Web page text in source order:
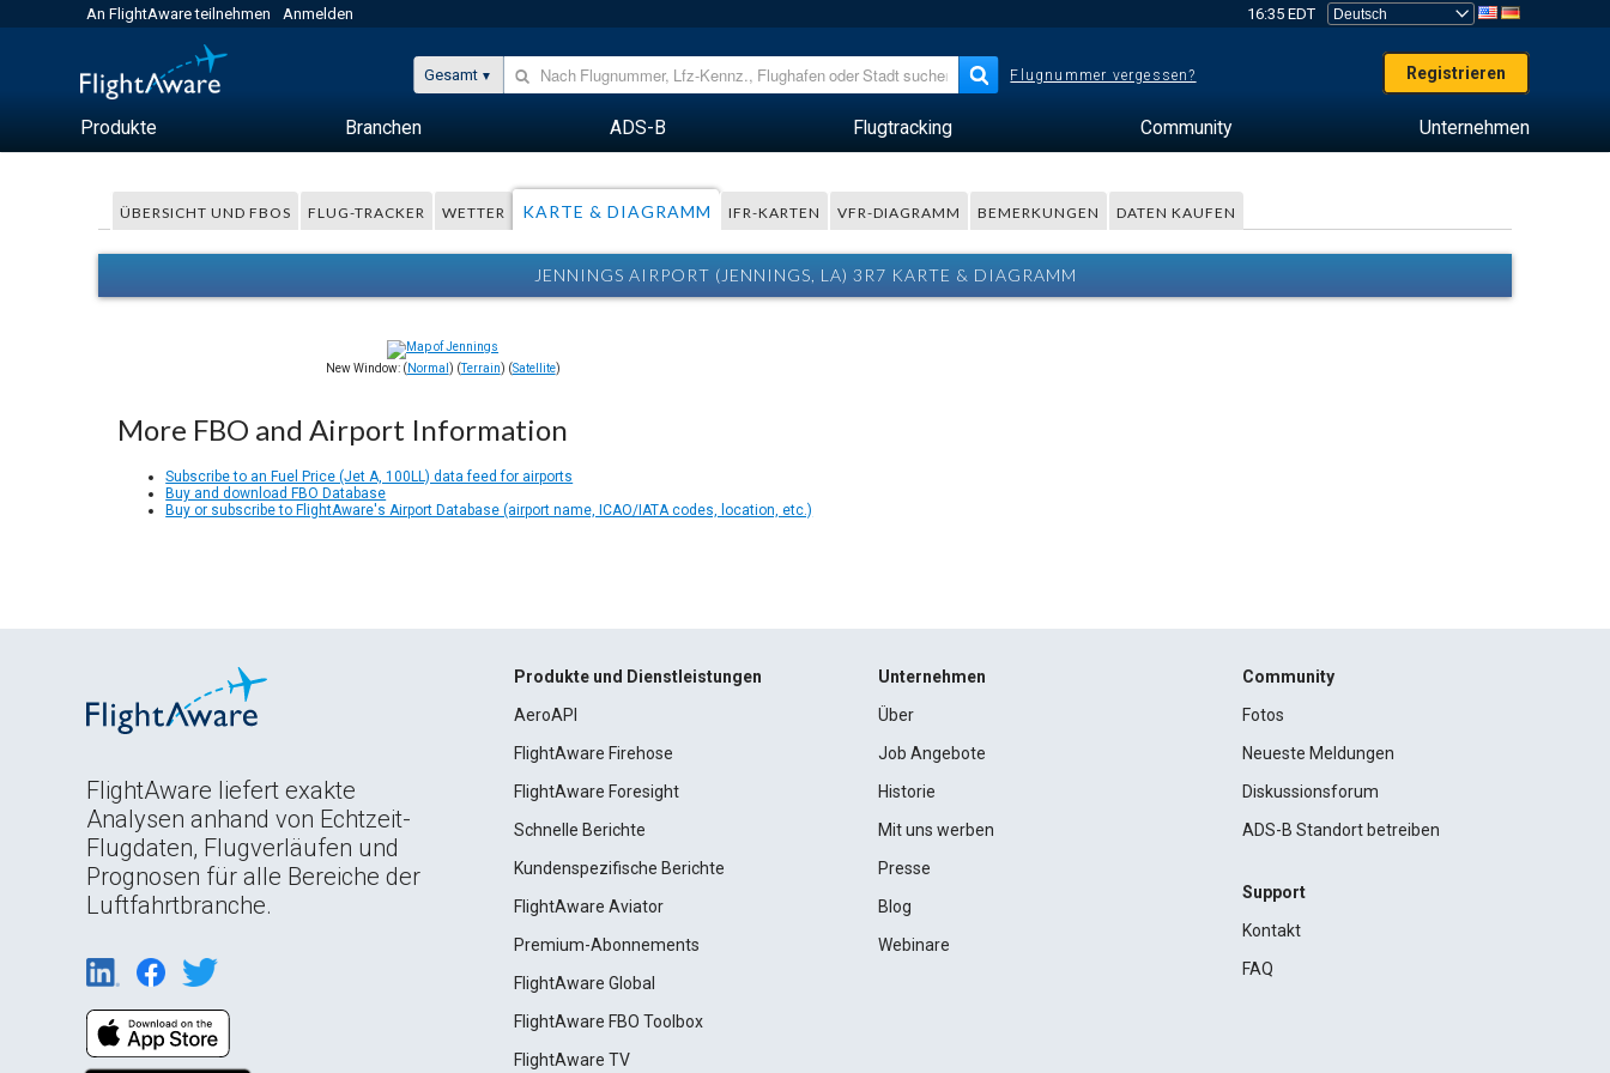
An FlightAware teilnehmen Anmelden 16:35 EDT
Gesamt Flugnummer vergessen? Registrieren
Produkte Branchen ADS-B Flugtracking Community Unternehmen
ÜBERSICHT UND FBOS FLUG-TRACKER WETTER KARTE & DIAGRAMM IFR-KARTEN VFR-DIAGRAMM BEMERKUNGEN DATEN KAUFEN
JENNINGS AIRPORT (JENNINGS, LA) 3R7 KARTE & DIAGRAMM
New Window: ( Normal ) (Terrain) (Satellite)
More FBO and Airport Information
Subscribe to an Fuel Price (Jet A, 100LL) data feed for airports
Buy and download FBO Database
Buy or subscribe to FlightAware's Airport Database (airport name, ICAO/IATA codes, location, etc.)
FlightAware liefert exakte
Analysen anhand von Echtzeit-
Flugdaten, Flugverläufen und
Prognosen für alle Bereiche der
Luftfahrtbranche.
Produkte und Dienstleistungen
AeroAPI
FlightAware Firehose
FlightAware Foresight
Schnelle Berichte
Kundenspezifische Berichte
FlightAware Aviator
Premium-Abonnements
FlightAware Global
FlightAware FBO Toolbox
FlightAware TV
Unternehmen
Über
Job Angebote
Historie
Mit uns werben
Presse
Blog
Webinare
Community
Fotos
Neueste Meldungen
Diskussionsforum
ADS-B Standort betreiben
Support
Kontakt
FAQ